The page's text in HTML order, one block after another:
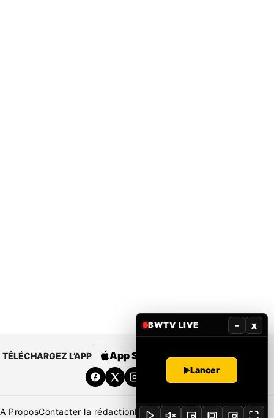
TÉLÉCHARGEZ L’APP App Store Google Play
A ProposContacter la rédactionRédaction Mentions légales
BWTV LIVE - x
Lancer